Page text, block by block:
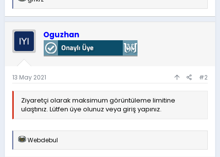
i
l
e
r
Oguzhan
13 May 2021 #2
Ziyaretçi olarak maksimum görüntüleme limitine
ulaştınız. Lütfen üye olunuz veya giriş yapınız.
T
Webdebul